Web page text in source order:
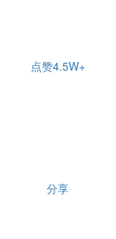
点赞4.5W+
分享